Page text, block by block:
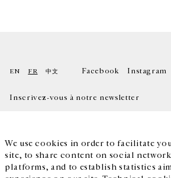
We use cookies in order to facilitate
site, to share content on social
platforms, and to establish statistics
EN FR 中文 Facebook Instagram
Inscrivez-vous à notre newsletter